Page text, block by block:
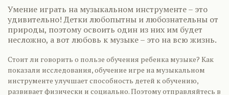
Умение играть на музыкальном инструменте – это
удивительно! Детки любопытны и любознательны от
природы, поэтому освоить один из них им будет
несложно, а вот любовь к музыке – это на всю жизнь.
Стоит ли говорить о пользе обучения ребенка музыке? Как
показали исследования, обучение игре на музыкальном
инструменте улучшает способность детей к обучению,
развивает физически и социально. Поэтому отправляйтесь в